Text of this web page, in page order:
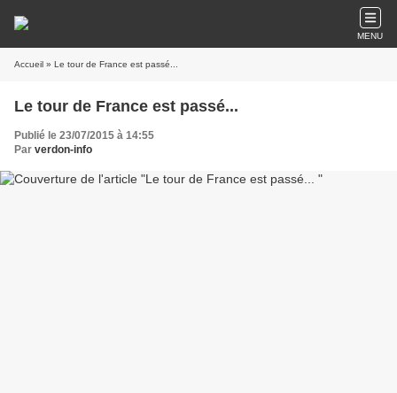
MENU
Accueil » Le tour de France est passé...
Le tour de France est passé...
Publié le 23/07/2015 à 14:55
Par verdon-info